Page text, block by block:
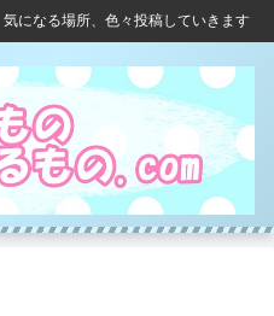
になる場所、色々投稿していきます